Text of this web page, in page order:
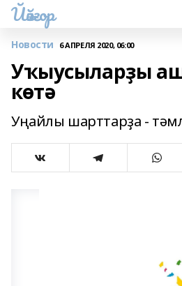
Йәйғор
Новости 6 АПРЕЛЯ 2020, 06:00
Уҡыусыларҙы
көтә
Уңайлы шарттарҙа -